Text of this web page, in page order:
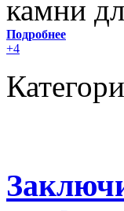
камни
Подробнее
+4